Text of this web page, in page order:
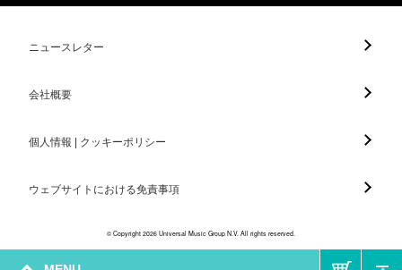
ニュースレター
会社概要
個人情報 | クッキーポリシー
ウェブサイトにおける免責事項
© Copyright 2026 Universal Music Group N.V. All rights reserved.